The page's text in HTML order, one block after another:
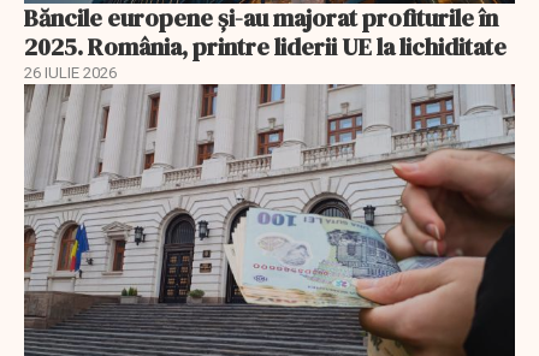
Băncile europene și-au majorat profiturile în
2025. România, printre liderii UE la lichiditate
26 IULIE 2026